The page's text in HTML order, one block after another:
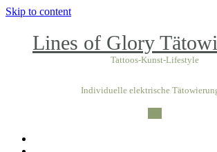
Skip to content
Lines of Glory
Tattoos-Kunst-Lifestyle
Individuelle elektrische